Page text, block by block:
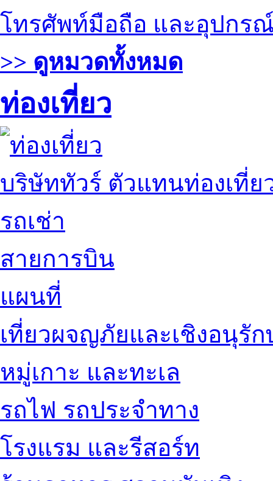
โทรศัพท์มือถือ และอุปกร
>> ดูหมวดทั้งหมด
ท่องเที่ยว
บริษัททัวร์ ตัวแทนท่องเที่ย
รถเช่า
สายการบิน
แผนที่
เที่ยวผจญภัยและเชิงอนุรัก
หมู่เกาะ และทะเล
รถไฟ รถประจำทาง
โรงแรม และรีสอร์ท